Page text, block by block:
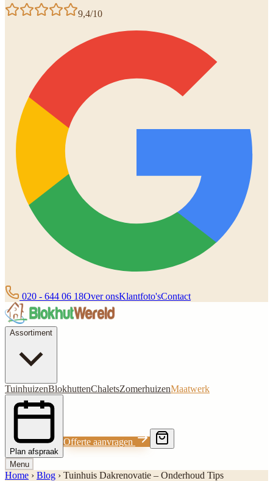
9,4/10
020 - 644 06 18Over onsKlantfoto'sContact
Assortiment
TuinhuizenBlokhuttenChaletsZomerhuizenMaatwerk
Plan afspraak
Offerte aanvragen
Menu
Home › Blog › Tuinhuis Dakrenovatie – Onderhoud Tips